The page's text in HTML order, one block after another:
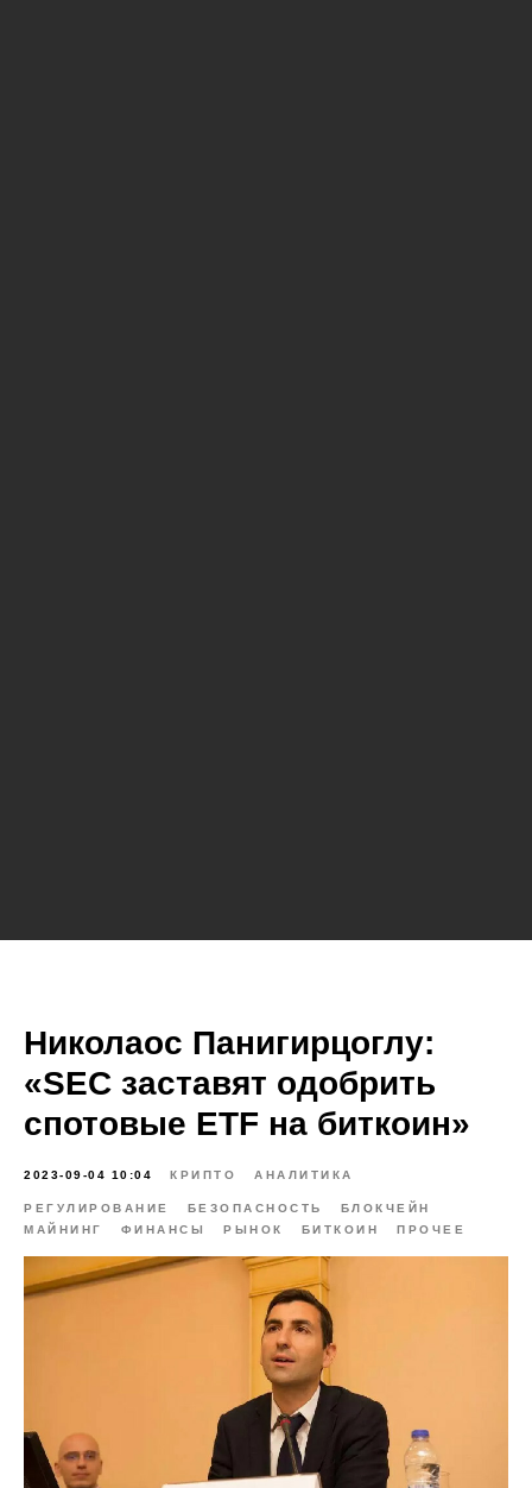
Николаос Панигирцоглу:
«SEC заставят одобрить
спотовые ETF на биткоин»
2023-09-04 10:04 КРИПТО АНАЛИТИКА
РЕГУЛИРОВАНИЕ БЕЗОПАСНОСТЬ
БЛОКЧЕЙН
МАЙНИНГ
ФИНАНСЫ РЫНОК БИТКОИН ПРОЧЕЕ